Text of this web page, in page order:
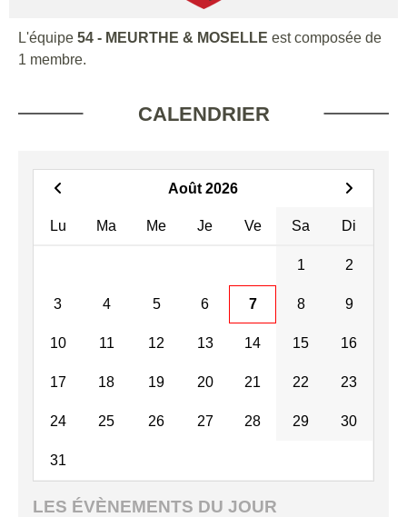
L'équipe 54 - MEURTHE & MOSELLE est composée de
1 membre.
CALENDRIER
Août 2026
Lu Ma Me Je Ve Sa Di
1 2
3 4 5 6 7 8 9
10 11 12 13 14 15 16
17 18 19 20 21 22 23
24 25 26 27 28 29 30
31
LES ÉVÈNEMENTS DU JOUR